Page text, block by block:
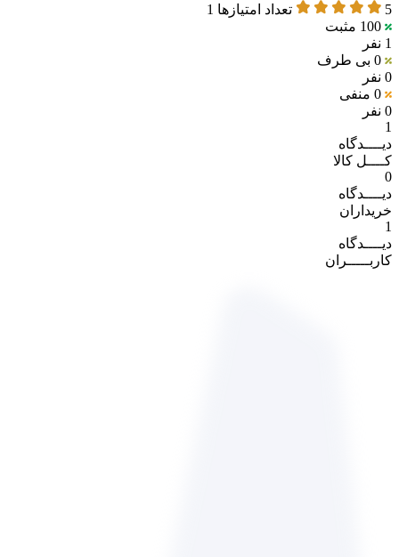
5 تعداد امتیازها 1
100 مثبت
1 نفر
0 بی طرف
0 نفر
0 منفی
0 نفر
1
دیــــدگاه
کــــل کالا
0
دیــــدگاه
خریداران
1
دیــــدگاه
کاربـــــران